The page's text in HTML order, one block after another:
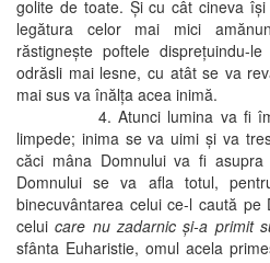
golite de toate. Şi cu cât cineva
legătura celor mai mici
răstigneşte poftele
odrăsli mai lesne, cu atât se va
mai sus va înălţa acea inimă.
4. Atunci lumina va fi
limpede; inima se va uimi şi va
căci mâna Domnului va fi
Domnului se va afla totul,
binecuvântarea celui ce-l caută
celuicare nu zadarnic şi-a primit
sfânta Euharistie, omul acela